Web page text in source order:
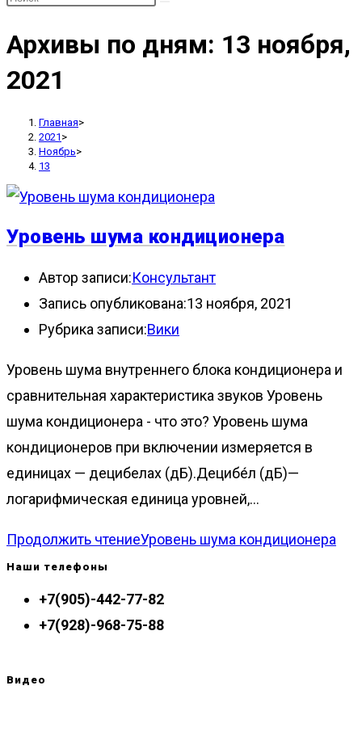
Архивы по дням: 13 ноября,
2021
Главная>
2021 >
Ноябрь>
13
Уровень шума кондиционера
Автор записи:Консультант
Запись опубликована:13 ноября, 2021
Рубрика записи:Вики
Уровень шума внутреннего блока кондиционера и
сравнительная характеристика звуков Уровень
шума кондиционера - что это? Уровень шума
кондиционеров при включении измеряется в
единицах — децибелах (дБ).Децибе́л (дБ)—
логарифмическая единица уровней,…
Продолжить чтениеУровень шума кондиционера
Наши телефоны
+7(905)-442-77-82
+7(928)-968-75-88
Видео